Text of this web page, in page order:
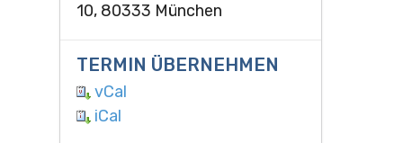
10, 80333 München
TERMIN ÜBERNEHMEN
vCal
iCal